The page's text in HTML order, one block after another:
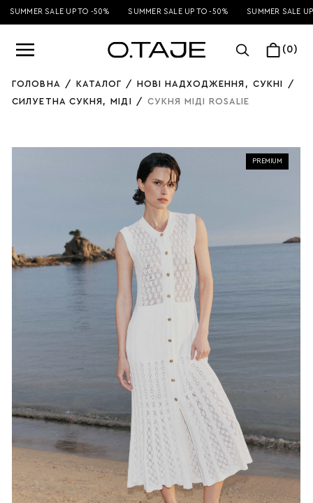
SUMMER SALE UP TO -50% SUMMER SALE UP TO -50% SUMMER SALE
(0)
ГОЛОВНА / КАТАЛОГ / НОВІ НАДХОДЖЕННЯ , СУКНІ /
СИЛУЕТНА СУКНЯ , МІДІ / СУКНЯ МІДІ ROSALIE
PREMIUM